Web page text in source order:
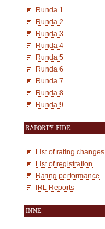
Runda 1
Runda 2
Runda 3
Runda 4
Runda 5
Runda 6
Runda 7
Runda 8
Runda 9
RAPORTY FIDE
List of rating changes
List of registration
Rating performance
IRL Reports
INNE